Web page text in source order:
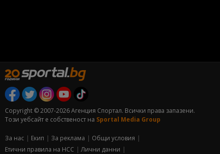
Copyright © 2007-2026 Агенция Спортал. Всички права запазени.
Този уебсайт е собственост на Sportal Media Group
За нас Екип За рекламa
Общи условия
Етични правила на НСС
Лични данни